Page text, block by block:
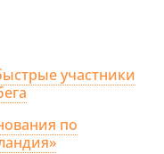
участники
по